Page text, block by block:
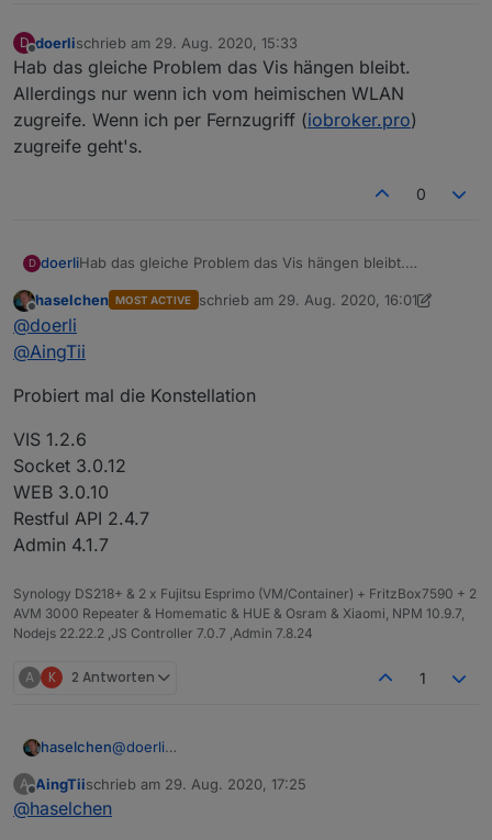
D
Offline
doerlischrieb am 29. Aug. 2020, 15:33
zuletzt editiert von
Hab das gleiche Problem das Vis hängen bleibt.
Allerdings nur wenn ich vom heimischen WLAN
zugreife. Wenn ich per Fernzugriff (iobroker.pro)
zugreife geht's.
0
D doerliHab das gleiche Problem das Vis hängen bleibt.
zugreife. Wenn ich per Fernzugriff (iobroker.pro)
Offline
haselchen MOST ACTIVE schrieb am 29. Aug. 2020, 16:01
zuletzt editiert von haselchen
@doerli
@AingTii
Probiert mal die Konstellation
VIS 1.2.6
Socket 3.0.12
WEB 3.0.10
Restful API 2.4.7
Admin 4.1.7
Synology DS218+ & 2 x Fujitsu Esprimo (VM/Container) + FritzBox7590 + 2
AVM 3000 Repeater & Homematic & HUE & Osram & Xiaomi, NPM 10.9.7,
Nodejs 22.22.2 ,JS Controller 7.0.7 ,Admin 7.8.24
A K 2 Antworten 1
haselchen@doerli
Probiert mal die Konstellation
A
Offline
AingTiischrieb am 29. Aug. 2020, 17:25
zuletzt editiert von
@haselchen